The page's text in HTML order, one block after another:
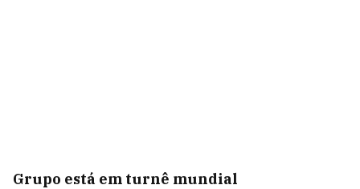
Grupo está em turnê mundial